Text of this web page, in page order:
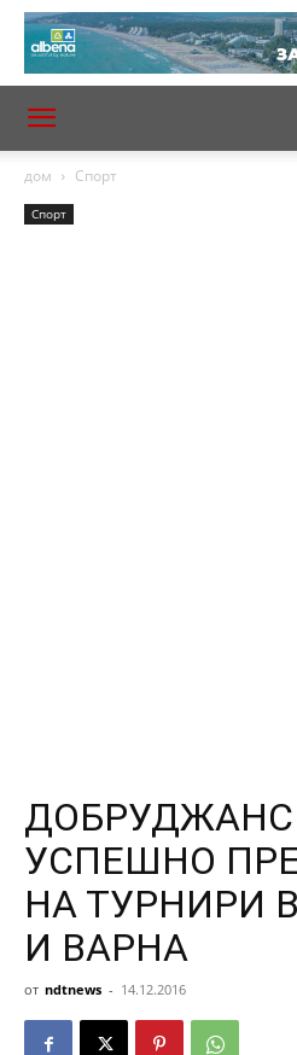
дом Спорт
Спорт
УСПЕШНО
НА ТУРНИРИ
И ВАРНА
от ndtnews - 14.12.2016